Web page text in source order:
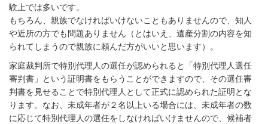
験上では多いです。
もちろん、親族でなければいけないこともありませんので、知人
や近所の方でも問題ありません（とはいえ、遺産分割の内容を知
られてしまうので親族に頼んだ方がいいと思います）。
家庭裁判所で特別代理人の選任が認められると「特別代理人選任
審判書」という証明書をもらうことができますので、その選任審
判書を見せることで特別代理人として正式に認められた証明とな
ります。なお、未成年者が２名以上いる場合には、未成年者の数
に応じて特別代理人の選任をしなければいけませんので、候補者